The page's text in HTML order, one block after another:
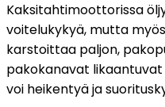
Kaksitahtimoottorissa
voitelukykyä, mutta
karstoittaa paljon,
pakokanavat
voi heikentyä ja